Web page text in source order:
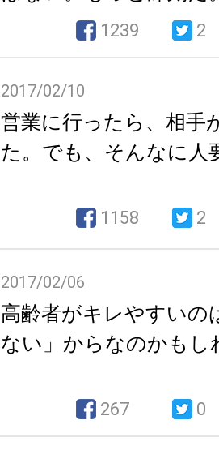
1239 2
2017/02/10
営業に行ったら、相手
た。でも、そんなに人
1158 2
2017/02/06
高齢者がキレやすいの
ない」からなのかもし
267 0